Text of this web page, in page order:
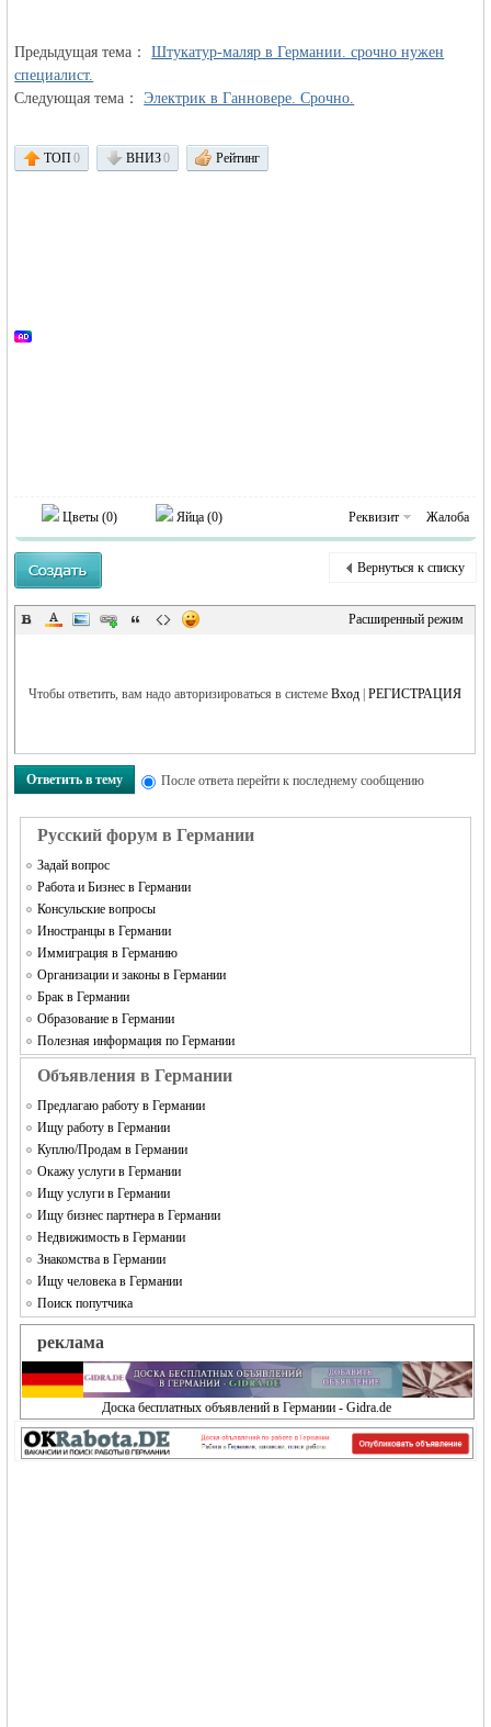
Предыдущая тема：Штукатур-маляр в Германии. срочно нужен
специалист.
Следующая тема：Электрик в Ганновере. Срочно.
ТОП0 ВНИЗ0 Рейтинг
Цветы (0) Яйца (0) Реквизит Жалоба
Вернуться к списку
Расширенный режим
Чтобы ответить, вам надо авторизироваться в системеВход |РЕГИСТРАЦИЯ
Ответить в тему После ответа перейти к последнему сообщению
Русский форум в Германии
Задай вопрос
Работа и Бизнес в Германии
Консульские вопросы
Иностранцы в Германии
Иммиграция в Германию
Организации и законы в Германии
Брак в Германии
Образование в Германии
Полезная информация по Германии
Объявления в Германии
Предлагаю работу в Германии
Ищу работу в Германии
Куплю/Продам в Германии
Окажу услуги в Германии
Ищу услуги в Германии
Ищу бизнес партнера в Германии
Недвижимость в Германии
Знакомства в Германии
Ищу человека в Германии
Поиск попутчика
реклама
Доска бесплатных объявлений в Германии - Gidra.de